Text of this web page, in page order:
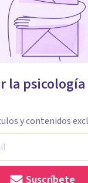
la
y contenidos
Suscríbete